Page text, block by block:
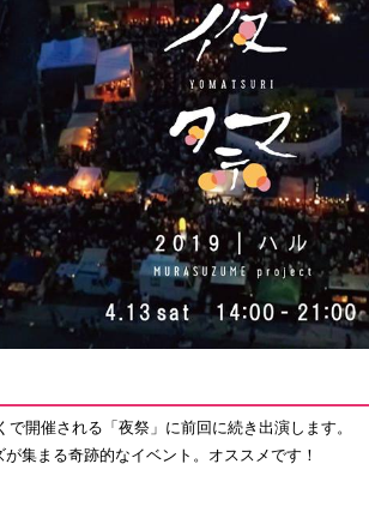
開催される「夜祭」に前回に続き出演します。
集まる奇跡的なイベント。オススメです！